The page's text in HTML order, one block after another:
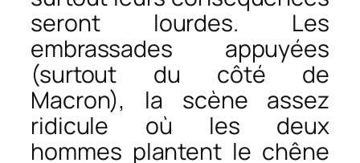
seront lourdes. Les
embrassades appuyées
(surtout du côté de
Macron), la scène assez
ridicule où les deux
hommes plantent le chêne